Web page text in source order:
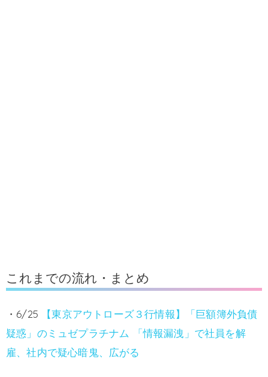
これまでの流れ・まとめ
・6/25
【東京アウトローズ３行情報】「巨額簿外負債
疑惑」のミュゼプラチナム 「情報漏洩」で社員を解
雇、社内で疑心暗鬼、広がる